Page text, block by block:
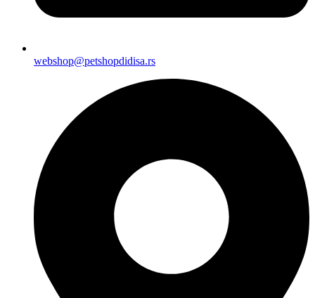
webshop@petshopdidisa.rs